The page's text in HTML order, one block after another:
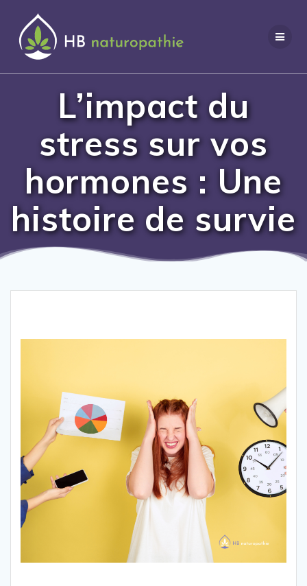
contenu
L’impact du
stress sur vos
hormones : Une
histoire de survie